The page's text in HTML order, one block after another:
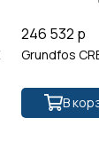
246 532 р
Grundfos
В